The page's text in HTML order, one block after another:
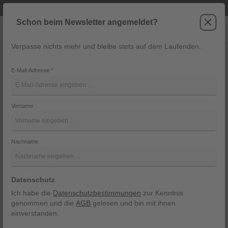
Navigation
Bildergalerie überspringen
Schon beim Newsletter angemeldet?
Verpasse nichts mehr und bleibe stets auf dem Laufenden.
E-Mail-Adresse*
Vorname
Nachname
Datenschutz
Ich habe die Datenschutzbestimmungen zur Kenntnis
genommen und dieAGB gelesen und bin mit ihnen
einverstanden.